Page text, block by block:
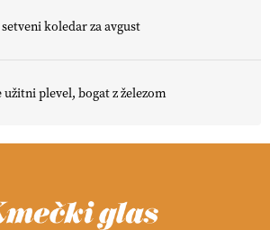
koledar za avgust
plevel, bogat z železom